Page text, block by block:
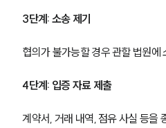
3단계: 소송 제기
협의가 불가능할 경우 관할 법원에
4단계: 입증 자료 제출
계약서, 거래 내역, 점유 사실 등을